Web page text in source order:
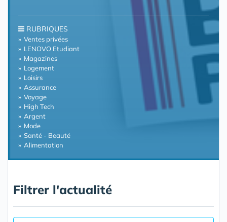
RUBRIQUES
Ventes privées
LENOVO Etudiant
Magazines
Logement
Loisirs
Assurance
Voyage
High Tech
Argent
Mode
Santé - Beauté
Alimentation
Filtrer l'actualité